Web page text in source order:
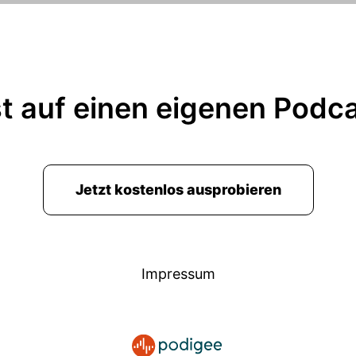
auf einen eigenen
Jetzt kostenlos ausprobieren
Impressum